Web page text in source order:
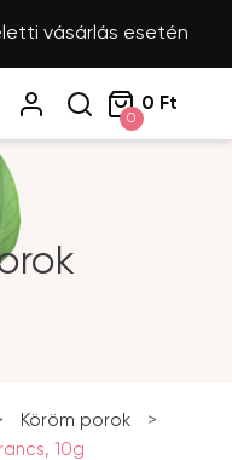
vásárlás esetén
0
0 Ft
Köröm porok
>
10g